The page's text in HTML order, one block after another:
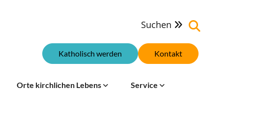
Suchen 
Kontakt
Katholisch werden
Orte kirchlichen Lebens Service